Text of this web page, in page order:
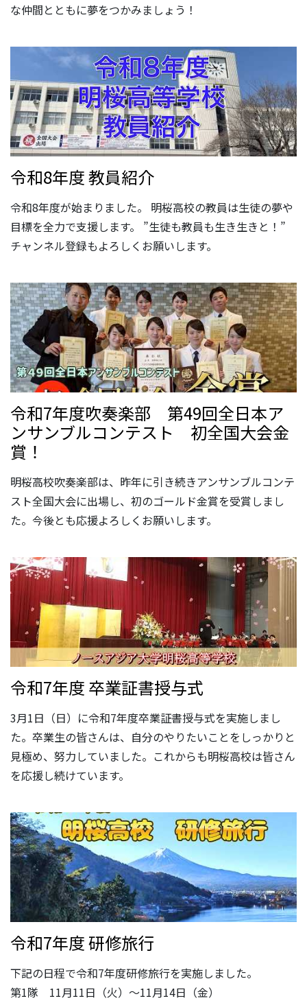
な仲間とともに夢をつかみましょう！
令和8年度 教員紹介
令和8年度が始まりました。 明桜高校の教員は生徒の夢や
目標を全力で支援します。 ”生徒も教員も生き生きと！”
チャンネル登録もよろしくお願いします。
令和7年度吹奏楽部 第49回全日本ア
ンサンブルコンテスト 初全国大会金
賞！
明桜高校吹奏楽部は、昨年に引き続きアンサンブルコンテ
スト全国大会に出場し、初のゴールド金賞を受賞しまし
た。今後とも応援よろしくお願いします。
令和7年度 卒業証書授与式
3月1日（日）に令和7年度卒業証書授与式を実施しまし
た。卒業生の皆さんは、自分のやりたいことをしっかりと
見極め、努力していました。これからも明桜高校は皆さん
を応援し続けています。
令和7年度 研修旅行
下記の日程で令和7年度研修旅行を実施しました。
第1隊 11月11日（火）～11月14日（金）